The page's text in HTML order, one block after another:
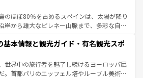
ーナの美しい田園風景やアマルフィ海岸の絶
景観も見逃せない。観光の合間には、本場の
など、絶品のイタリア料理を堪能することも
イタリアで、忘れられない旅をしてみよう！
イタリア情報は
のほぼ80％を占めるスペインは、太陽が降り
岸から雄大なピレネー山脈まで、多彩な自然
この国では、情熱的なフラメンコ、熱気あふ
して美味しいタパスが生活の一部となってい
リードの洗練された雰囲気や、バルセロナの
た街角から、地方では古代ローマ遺跡や中世
基本情報と観光ガイド・有名観光スポ
世界中の旅行者を魅了し続けるヨーロッパ屈
。首都パリのエッフェル塔やルーブル美術館